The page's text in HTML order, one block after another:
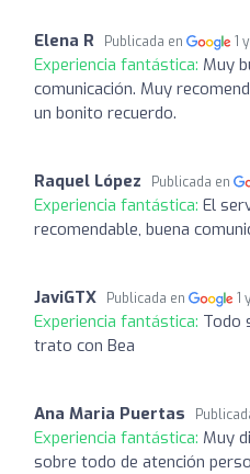
Elena R Publicada en 1
Experiencia fantástica: Muy
comunicación. Muy
un bonito recuerdo.
Raquel López Publicada en
Experiencia fantástica: El
recomendable, buena
JaviGTX Publicada en 1
Experiencia fantástica: Todo
trato con Bea
Ana Maria Puertas
Experiencia fantástica: Muy
sobre todo de atención